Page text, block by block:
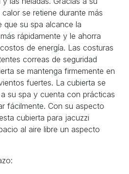
se retiene durante más
que su spa alcance la
rápidamente y le ahorra
de energía. Las costuras
correas de seguridad
se mantenga firmemente en
fuertes. La cubierta se
su spa y cuenta con prácticas
fácilmente. Con su aspecto
cubierta para jacuzzi
al aire libre un aspecto